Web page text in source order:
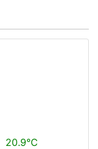
20.9°C